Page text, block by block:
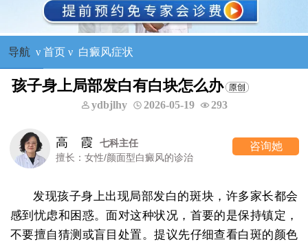
导航 ν 首页ν 白癜风症状
孩子身上局部发白有白块怎么办
ydbjlhy 2026-05-19 293
高 霞
七科主任
擅长：女性/颜面型白癜风的诊治
咨询她
发现孩子身上出现局部发白的斑块，许多家长都会
感到忧虑和困惑。面对这种状况，首要的是保持镇定，
不要擅自猜测或盲目处置。提议先仔细查看白斑的颜色